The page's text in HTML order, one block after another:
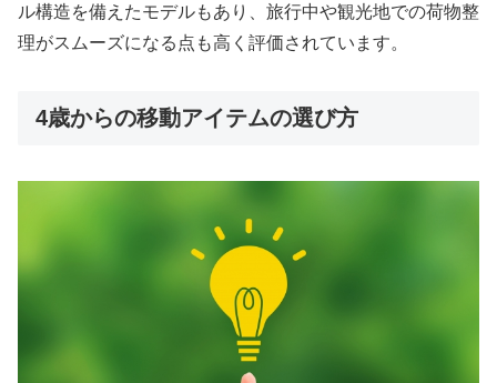
ル構造を備えたモデルもあり、旅行中や観光地での荷物整
理がスムーズになる点も高く評価されています。
4歳からの移動アイテムの選び方